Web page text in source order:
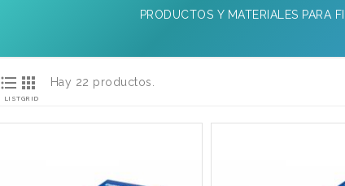
PRODUCTOS Y MATERIALES PARA

LIST

GRID
Hay 22 productos.